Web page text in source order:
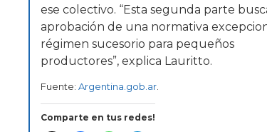
ese colectivo. “Esta segunda parte
aprobación de una normativa
régimen sucesorio para pequeños
productores”, explica Lauritto.
Fuente: Argentina.gob.ar
Comparte en tus redes!